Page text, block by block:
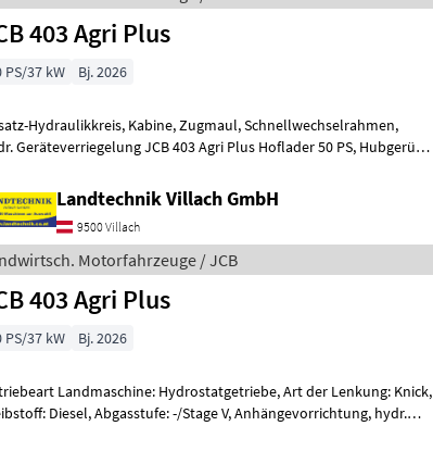
403 Agri Plus
PS/37 kW Bj. 2026
Hydraulikkreis, Kabine, Zugmaul, Schnellwechselrahmen,
Geräteverriegelung JCB 403 Agri Plus Hoflader 50 PS, Hubgerüst
Landtechnik Villach GmbH
9500 Villach
Motorfahrzeuge / JCB
403 Agri Plus
PS/37 kW Bj. 2026
Landmaschine: Hydrostatgetriebe, Art der Lenkung: Knick,
Diesel, Abgasstufe: -/Stage V, Anhängevorrichtung, hydr.